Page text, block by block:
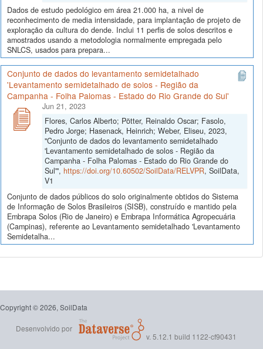
Dados de estudo pedológico em área 21.000 ha, a nivel de
reconhecimento de media intensidade, para implantação de projeto de
exploração da cultura do dende. Inclui 11 perfis de solos descritos e
amostrados usando a metodologia normalmente empregada pelo
SNLCS, usados para prepara...
Conjunto de dados do levantamento semidetalhado
'Levantamento semidetalhado de solos - Região da
Campanha - Folha Palomas - Estado do Rio Grande do Sul'
Jun 21, 2023
Flores, Carlos Alberto; Pötter, Reinaldo Oscar; Fasolo,
Pedro Jorge; Hasenack, Heinrich; Weber, Eliseu, 2023,
"Conjunto de dados do levantamento semidetalhado
'Levantamento semidetalhado de solos - Região da
Campanha - Folha Palomas - Estado do Rio Grande do
Sul'", https://doi.org/10.60502/SoilData/RELVPR, SoilData,
V1
Conjunto de dados públicos do solo originalmente obtidos do Sistema
de Informação de Solos Brasileiros (SISB), construído e mantido pela
Embrapa Solos (Rio de Janeiro) e Embrapa Informática Agropecuária
(Campinas), referente ao Levantamento semidetalhado 'Levantamento
Semidetalha...
Copyright © 2026, SoilData
Desenvolvido por
v. 5.12.1 build 1122-cf90431